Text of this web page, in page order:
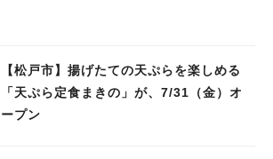
【松戸市】揚げたての天ぷらを楽しめる
「天ぷら定食まきの」が、7/31（金）オ
ープン